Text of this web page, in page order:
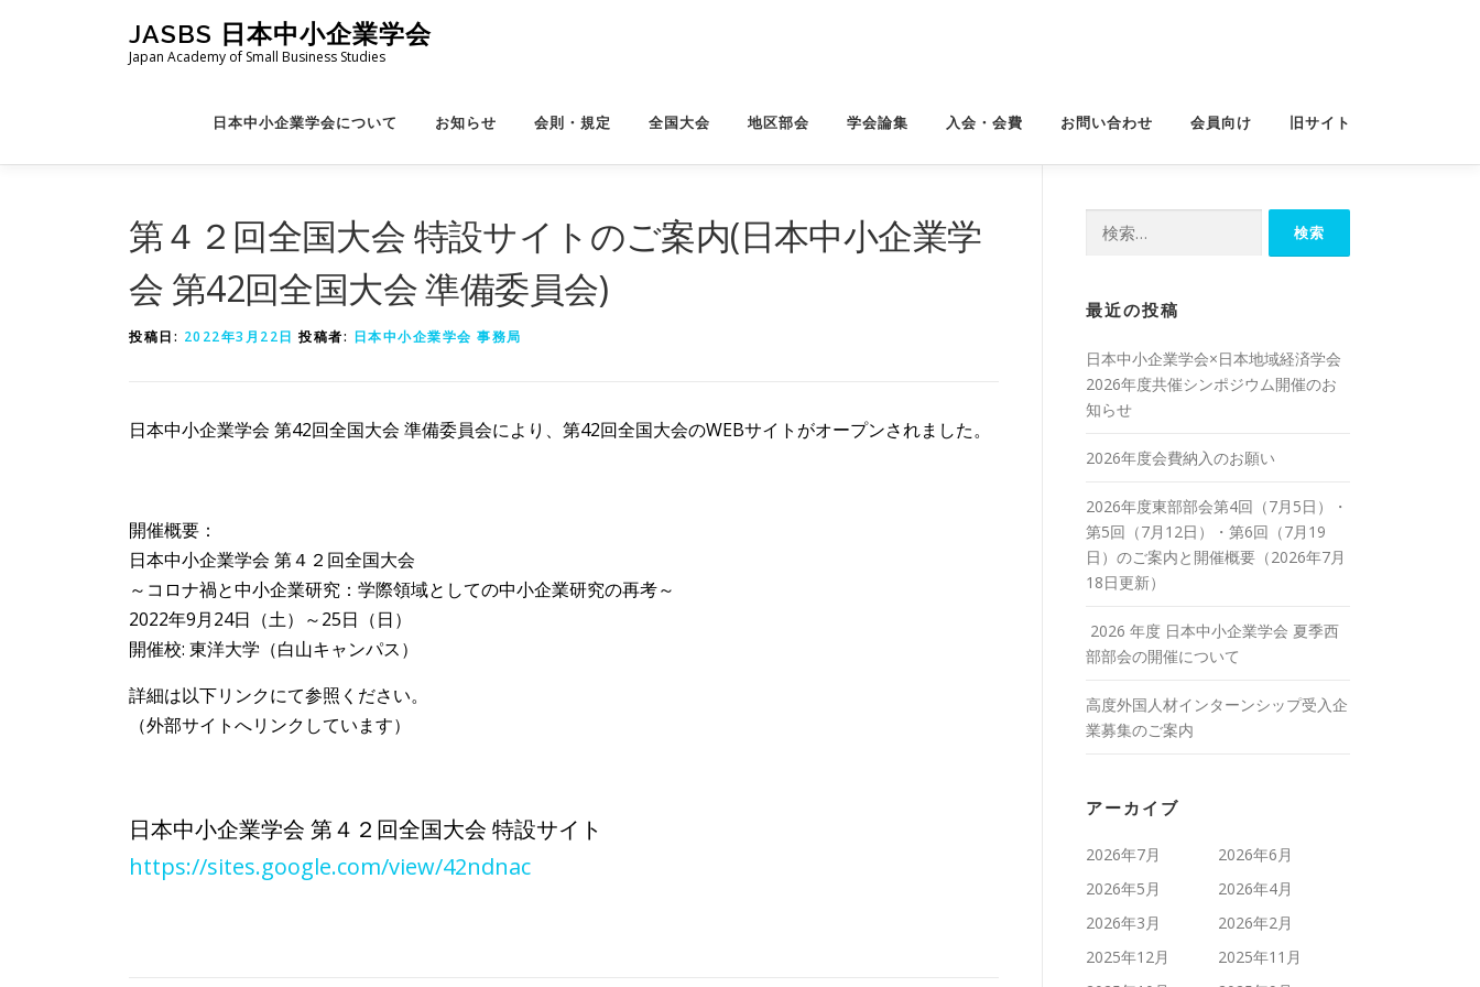
ス
JASBS 日本中小企業学会
Japan Academy of Small Business Studies
日本中小企業学会について お知らせ 会則・規定 全国大会 地区部会 学会論集 入会・会費 お問い合わせ 会員向け 旧サイト
第４２回全国大会 特設サイトのご案内(日本中小企業学
会 第42回全国大会 準備委員会)
投稿日: 2022年3月22日 投稿者: 日本中小企業学会 事務局
日本中小企業学会 第42回全国大会 準備委員会により、第42回全国大会のWEBサイトがオープンされました。
開催概要：
日本中小企業学会 第４２回全国大会
～コロナ禍と中小企業研究：学際領域としての中小企業研究の再考～
2022年9月24日（土）～25日（日）
開催校: 東洋大学（白山キャンパス）
詳細は以下リンクにて参照ください。
（外部サイトへリンクしています）
日本中小企業学会 第４２回全国大会 特設サイト
https://sites.google.com/view/42ndnac
最近の投稿
日本中小企業学会×日本地域経済学会
2026年度共催シンポジウム開催のお
知らせ
2026年度会費納入のお願い
2026年度東部部会第4回（7月5日）・
第5回（7月12日）・第6回（7月19
日）のご案内と開催概要（2026年7月
18日更新）
2026 年度 日本中小企業学会 夏季西
部部会の開催について
高度外国人材インターンシップ受入企
業募集のご案内
アーカイブ
2026年7月
2026年6月
2026年5月
2026年4月
2026年3月
2026年2月
2025年12月
2025年11月